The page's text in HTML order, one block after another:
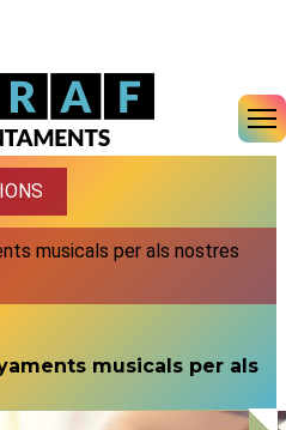
musicals per als nostres
musicals per als